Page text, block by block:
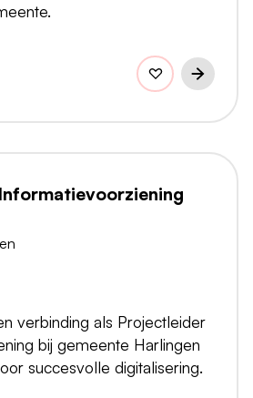
verbinding als Projectleider
bij gemeente Harlingen
succesvolle digitalisering.